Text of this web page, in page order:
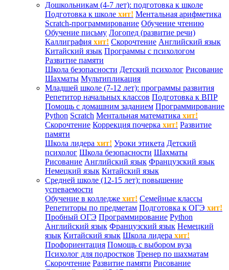
Дошкольникам (4-7 лет): подготовка к школе
Подготовка к школе хит! Ментальная арифметика
Scratch-программирование Обучение чтению
Обучение письму Логопед (развитие речи)
Каллиграфия хит! Скорочтение Английский язык
Китайский язык Программы с психологом
Развитие памяти
Школа безопасности Детский психолог Рисование
Шахматы Мультипликация
Младшей школе (7-12 лет): программы развития
Репетитор начальных классов Подготовка к ВПР
Помощь с домашним заданием Программирование
Python Scratch Ментальная математика хит!
Скорочтение Коррекция почерка хит! Развитие
памяти
Школа лидера хит! Уроки этикета Детский
психолог Школа безопасности Шахматы
Рисование Английский язык Французский язык
Немецкий язык Китайский язык
Средней школе (12-15 лет): повышение
успеваемости
Обучение в колледже хит! Семейные классы
Репетиторы по предметам Подготовка к ОГЭ хит!
Пробный ОГЭ Программирование Python
Английский язык Французский язык Немецкий
язык Китайский язык Школа лидера хит!
Профориентация Помощь с выбором вуза
Психолог для подростков Тренер по шахматам
Скорочтение Развитие памяти Рисование